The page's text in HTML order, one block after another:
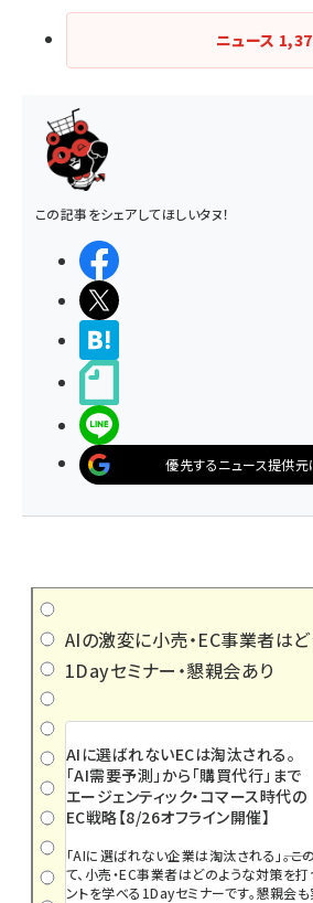
ニュース
この記事をシェアしてほしいタヌ！
優先するニュース提供
AIの激変に小売・EC事業者はど
1Dayセミナー・懇親会あり
AIに選ばれないECは淘汰される。
「AI需要予測」から「購買代行」まで
エージェンティック・コマース時代の
EC戦略【8/26オフライン開催】
「AIに選ばれない企業は淘汰される」――。
て、小売・EC事業者はどのような対策を
ントを学べる1Dayセミナーです。懇親会も